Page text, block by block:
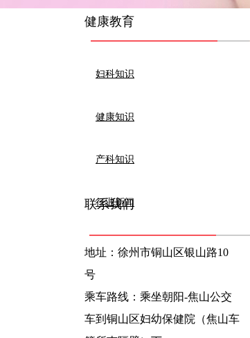
健康教育
妇科知识
健康知识
产科知识
行业新闻
联系我们
地址：徐州市铜山区银山路10
号
乘车路线：乘坐朝阳-焦山公交
车到铜山区妇幼保健院（焦山车